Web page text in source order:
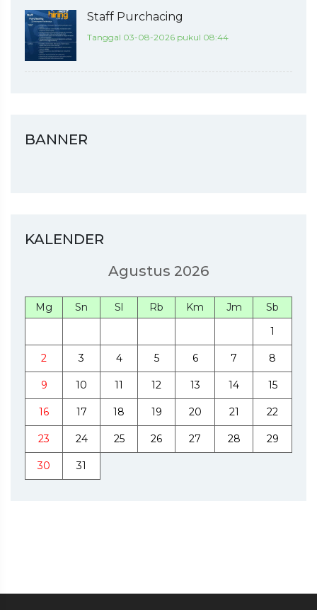
Staff Purchacing
Tanggal 03-08-2026 pukul 08:44
BANNER
KALENDER
Agustus 2026
Mg Sn Sl Rb Km Jm
Sb
1
2 3 4 5 6 7 8
9 10 11 12 13 14 15
16 17 18 19 20 21 22
23 24 25 26 27 28 29
30 31